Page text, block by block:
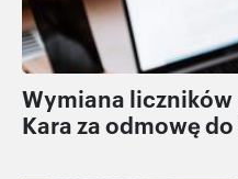
Wymiana liczników
Kara za odmowę do